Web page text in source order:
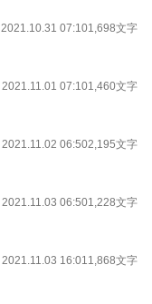
2021.10.31 07:101,698文字
2021.11.01 07:101,460文字
2021.11.02 06:502,195文字
2021.11.03 06:501,228文字
2021.11.03 16:011,868文字